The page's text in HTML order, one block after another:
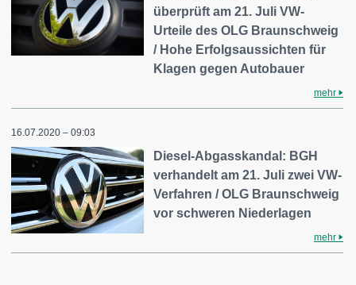
überprüft am 21. Juli VW-
Urteile des OLG Braunschweig
/ Hohe Erfolgsaussichten für
Klagen gegen Autobauer
mehr
16.07.2020 – 09:03
Diesel-Abgasskandal: BGH
verhandelt am 21. Juli zwei VW-
Verfahren / OLG Braunschweig
vor schweren Niederlagen
mehr